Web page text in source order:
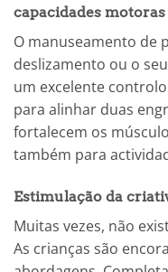
capacidades
O manuseamento de
deslizamento ou o
um excelente
para alinhar duas
fortalecem os
também para
Estimulação da
Muitas vezes, não
As crianças são